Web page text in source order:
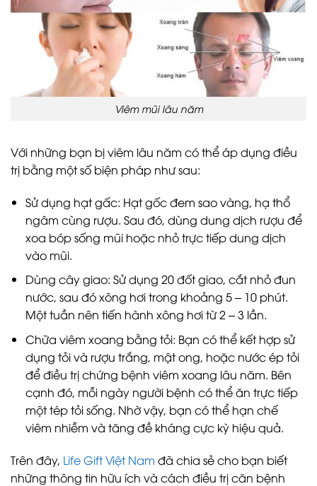
Viêm mũi lâu năm
Với những bạn bị viêm lâu năm có thể áp dụng điều
trị bằng một số biện pháp như sau:
Sử dụng hạt gấc: Hạt gốc đem sao vàng, hạ thổ
ngâm cùng rượu. Sau đó, dùng dung dịch rượu để
xoa bóp sống mũi hoặc nhỏ trực tiếp dung dịch
vào mũi.
Dùng cây giao: Sử dụng 20 đốt giao, cắt nhỏ đun
nước, sau đó xông hơi trong khoảng 5 – 10 phút.
Một tuần nên tiến hành xông hơi từ 2 – 3 lần.
Chữa viêm xoang bằng tỏi: Bạn có thể kết hợp sử
dụng tỏi và rượu trắng, mật ong, hoặc nước ép tỏi
để điều trị chứng bệnh viêm xoang lâu năm. Bên
cạnh đó, mỗi ngày người bệnh có thể ăn trực tiếp
một tép tỏi sống. Nhờ vậy, bạn có thể hạn chế
viêm nhiễm và tăng đề kháng cực kỳ hiệu quả.
Trên đây, Life Gift Việt Nam đã chia sẻ cho bạn biết
những thông tin hữu ích và cách điều trị căn bệnh